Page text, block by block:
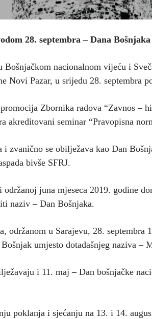
28. septembra – Dana
Bošnjačkom nacionalnom vijeću i
Novi Pazar, u srijedu 28. septembra
Zbornika radova “Zavnos –
akreditovani seminar “Pravopisna
zvanično se obilježava kao Dan
bivše SFRJ.
juna mjeseca 2019. godine
naziv – Dan Bošnjaka.
održanom u Sarajevu, 28. septembra
umjesto dotadašnjeg naziva –
i 11. maj – Dan bošnjačke
poklanja i sjećanju na 13. i 14.